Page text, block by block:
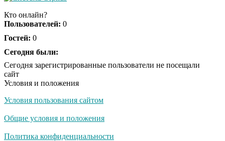
Ржу не переставая, это
не раз
Скрытая камера на
люди вытворяют, когда
Кто онлайн?
Пользователей: 0
Гостей: 0
Сегодня были:
Сегодня зарегистрированные пользователи не посещали
сайт
Условия и положения
Условия пользования сайтом
Общие условия и положения
Политика конфиденциальности